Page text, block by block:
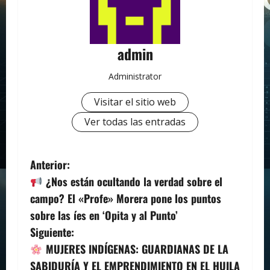
admin
Administrator
Visitar el sitio web
Ver todas las entradas
N
a
v
e
Anterior:
¿Nos están ocultando la verdad sobre el
campo? El «Profe» Morera pone los puntos
sobre las íes en ‘Opita y al Punto’
Siguiente:
MUJERES INDÍGENAS: GUARDIANAS DE LA
SABIDURÍA Y EL EMPRENDIMIENTO EN EL HUILA